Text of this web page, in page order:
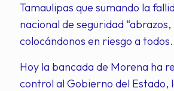
Tamaulipas que sumando la
nacional de seguridad “abrazos,
colocándonos en riesgo a todos.
Hoy la bancada de Morena ha
control al Gobierno del Estado,